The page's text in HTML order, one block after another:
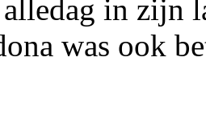
in zijn
was ook